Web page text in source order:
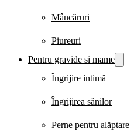
Mâncăruri
Piureuri
Pentru gravide si mame
Îngrijire intimă
Îngrijirea sânilor
Perne pentru alăptare